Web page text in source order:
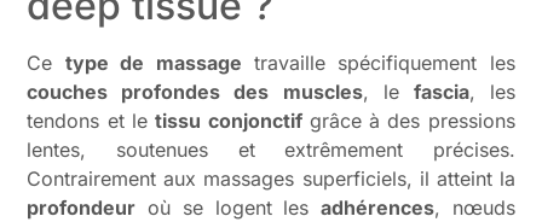
Ce type de massage travaille spécifiquement les
couches profondes des muscles, le fascia, les
tendons et letissu conjonctifgrâce à des pressions
lentes, soutenues et extrêmement précises.
Contrairement aux massages superficiels, il atteint la
profondeur où se logent les adhérences, nœuds